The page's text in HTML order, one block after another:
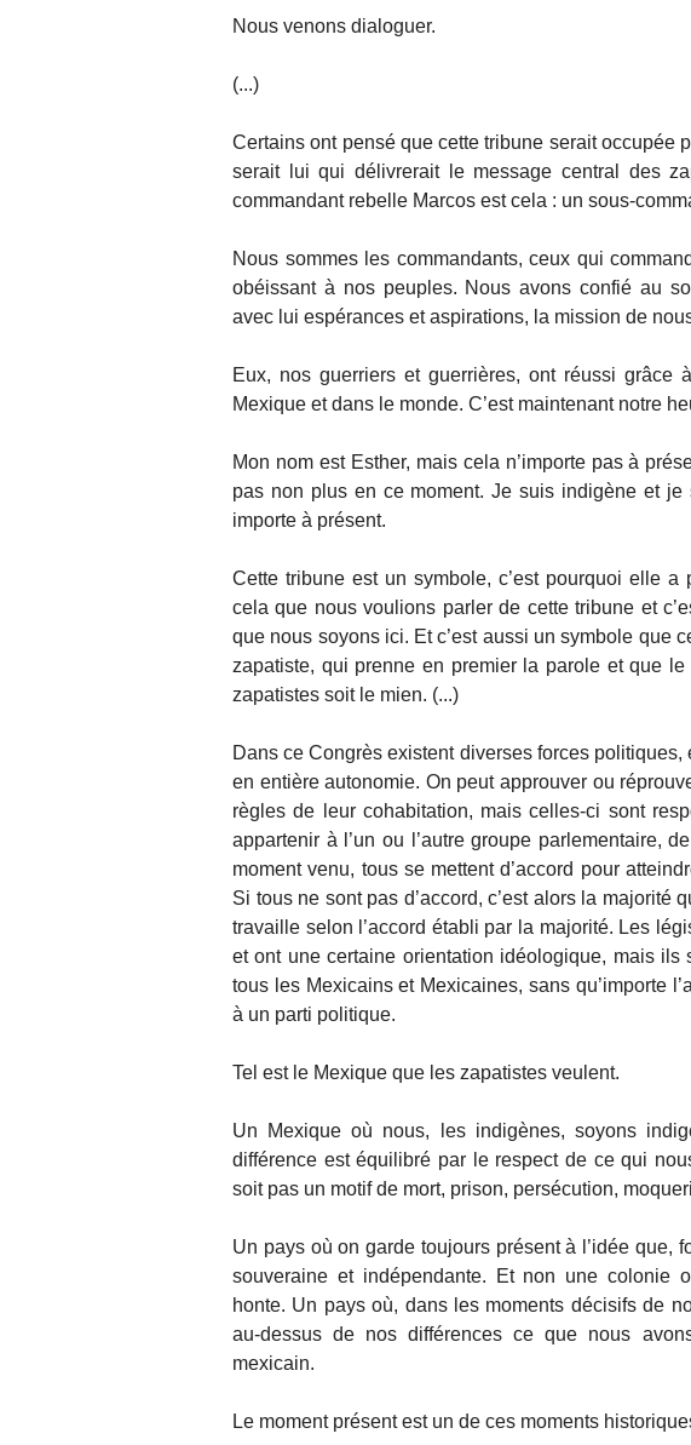
Nous venons dialoguer.
(...)
Certains ont pensé que cette tribune serait occupée
serait lui qui délivrerait le message central des
commandant rebelle Marcos est cela : un sous-
Nous sommes les commandants, ceux qui
obéissant à nos peuples. Nous avons confié au
avec lui espérances et aspirations, la mission de
Eux, nos guerriers et guerrières, ont réussi grâce
Mexique et dans le monde. C’est maintenant notre
Mon nom est Esther, mais cela n’importe pas à
pas non plus en ce moment. Je suis indigène et je
importe à présent.
Cette tribune est un symbole, c’est pourquoi elle a
cela que nous voulions parler de cette tribune et
que nous soyons ici. Et c’est aussi un symbole que
zapatiste, qui prenne en premier la parole et que
zapatistes soit le mien. (...)
Dans ce Congrès existent diverses forces
en entière autonomie. On peut approuver ou
règles de leur cohabitation, mais celles-ci sont
appartenir à l’un ou l’autre groupe parlementaire,
moment venu, tous se mettent d’accord pour
Si tous ne sont pas d’accord, c’est alors la majorité
travaille selon l’accord établi par la majorité. Les
et ont une certaine orientation idéologique, mais
tous les Mexicains et Mexicaines, sans qu’importe
à un parti politique.
Tel est le Mexique que les zapatistes veulent.
Un Mexique où nous, les indigènes, soyons
différence est équilibré par le respect de ce qui
soit pas un motif de mort, prison, persécution,
Un pays où on garde toujours présent à l’idée que,
souveraine et indépendante. Et non une colonie
honte. Un pays où, dans les moments décisifs de
au-dessus de nos différences ce que nous
mexicain.
Le moment présent est un de ces moments